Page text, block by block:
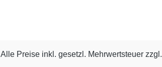
Alle Preise inkl. gesetzl. Mehrwertsteuer zzgl.